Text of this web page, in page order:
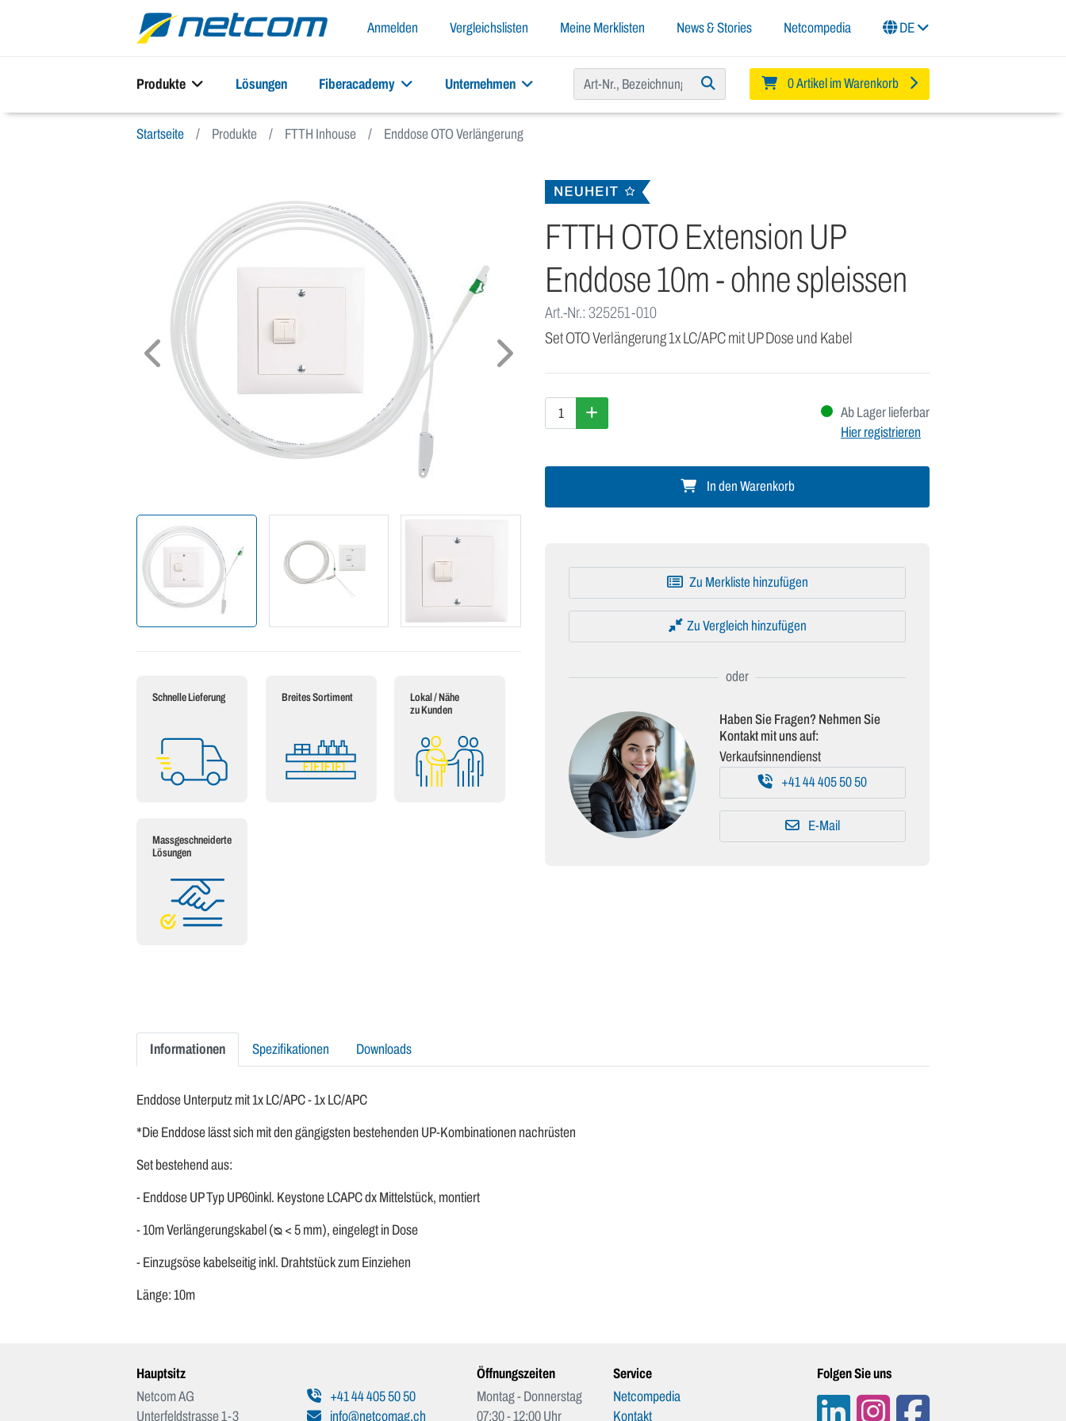
Anmelden Vergleichslisten Meine Merklisten News & Stories Netcompedia DE
Produkte Lösungen Fiberacademy Unternehmen 0 Artikel im Warenkorb
Startseite Produkte FTTH Inhouse Enddose OTO Verlängerung
Schnelle Lieferung Breites Sortiment
Lokal / Nähe
zu Kunden
Massgeschneiderte
Lösungen
FTTH OTO Extension UP
Enddose 10m - ohne spleissen
Art.-Nr.: 325251-010
Set OTO Verlängerung 1x LC/APC mit UP Dose und Kabel
Ab Lager lieferbar
Hier registrieren
In den Warenkorb
Zu Merkliste hinzufügen
Zu Vergleich hinzufügen
Haben Sie Fragen? Nehmen Sie
Kontakt mit uns auf:
Verkaufsinnendienst
+41 44 405 50 50
E-Mail
Informationen Spezifikationen Downloads
Enddose Unterputz mit 1x LC/APC - 1x LC/APC
*Die Enddose lässt sich mit den gängigsten bestehenden UP-Kombinationen nachrüsten
Set bestehend aus:
- Enddose UP Typ UP60inkl. Keystone LCAPC dx Mittelstück, montiert
- 10m Verlängerungskabel (ᴓ < 5 mm), eingelegt in Dose
- Einzugsöse kabelseitig inkl. Drahtstück zum Einziehen
Länge: 10m
Hauptsitz
Netcom AG
Unterfeldstrasse 1-3
+41 44 405 50 50
info@netcomag.ch
Öffnungszeiten
Montag - Donnerstag
07:30 - 12:00 Uhr
Service
Netcompedia
Kontakt
Folgen Sie uns